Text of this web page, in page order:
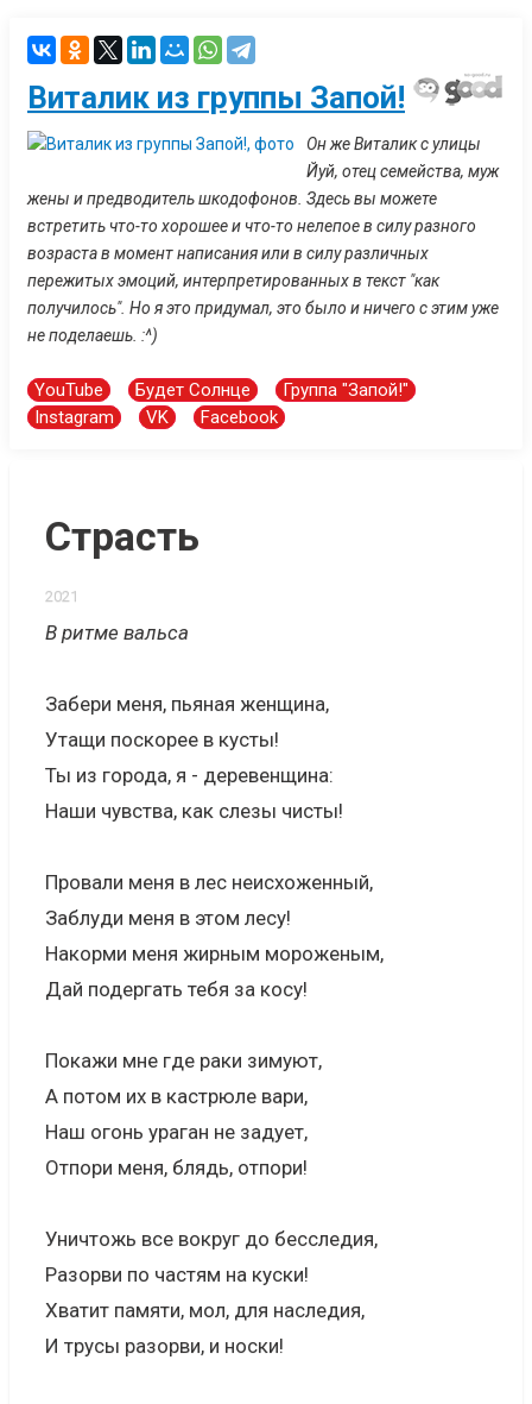
Виталик из группы Запой!
Он же Виталик с улицы
Йуй, отец семейства, муж
жены и предводитель шкодофонов. Здесь вы можете
встретить что-то хорошее и что-то нелепое в силу разного
возраста в момент написания или в силу различных
пережитых эмоций, интерпретированных в текст "как
получилось". Но я это придумал, это было и ничего с этим уже
не поделаешь. :^)
YouTube Будет Солнце
Группа "Запой!"
Instagram
VK Facebook
Страсть
2021
В ритме вальса
Забери меня, пьяная женщина,
Утащи поскорее в кусты!
Ты из города, я - деревенщина:
Наши чувства, как слезы чисты!
Провали меня в лес неисхоженный,
Заблуди меня в этом лесу!
Накорми меня жирным мороженым,
Дай подергать тебя за косу!
Покажи мне где раки зимуют,
А потом их в кастрюле вари,
Наш огонь ураган не задует,
Отпори меня, блядь, отпори!
Уничтожь все вокруг до бесследия,
Разорви по частям на куски!
Хватит памяти, мол, для наследия,
И трусы разорви, и носки!